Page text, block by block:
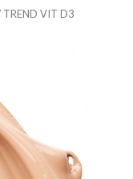
TREND VIT D3